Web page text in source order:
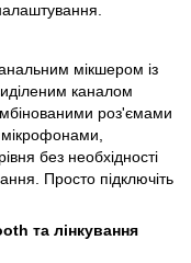
мікшером із
каналом
роз'ємами
мікрофонами,
без необхідності
Просто підключіть
та лінкування